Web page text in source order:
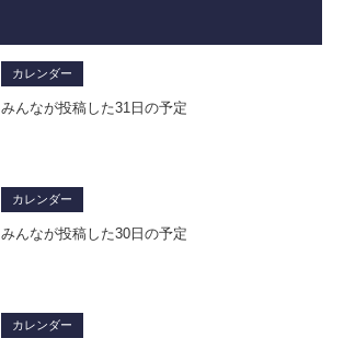
カレンダー
みんなが投稿した31日の予定
カレンダー
みんなが投稿した30日の予定
カレンダー